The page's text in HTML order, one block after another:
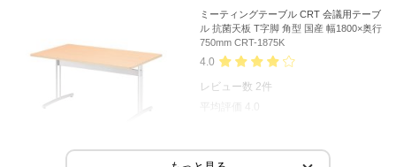
ミーティングテーブル CRT 会議用テーブ
ル 抗菌天板 T字脚 角型 国産 幅1800×奥行
750mm CRT-1875K
4.0
レビュー数 2件
平均評価
4.0